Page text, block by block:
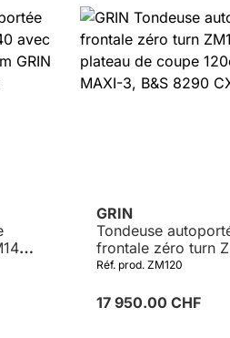
GRIN
Tondeuse
frontale zéro turn
avec plateau de
8290 CXi
Réf. prod. ZM120
17 950.00 CHF